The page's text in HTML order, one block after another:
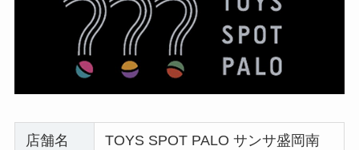
店舗名
TOYS SPOT PALO サンサ盛岡南